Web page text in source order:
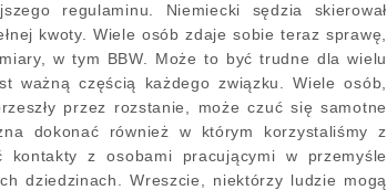
regulaminu. Niemiecki sędzia skierował
kwoty. Wiele osób zdaje sobie teraz sprawę,
w tym BBW. Może to być trudne dla wielu
ważną częścią każdego związku. Wiele osób,
przez rozstanie, może czuć się samotne
dokonać również w którym korzystaliśmy z
kontakty z osobami pracującymi w przemyśle
dziedzinach. Wreszcie, niektórzy ludzie mogą